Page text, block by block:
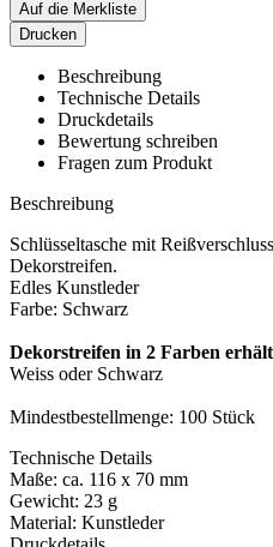
Auf die Merkliste
Drucken
Beschreibung
Technische Details
Druckdetails
Bewertung schreiben
Fragen zum Produkt
Beschreibung
Schlüsseltasche mit
Dekorstreifen.
Edles Kunstleder
Farbe: Schwarz
Dekorstreifen in 2 Farben
Weiss oder Schwarz
Mindestbestellmenge: 100 Stück
Technische Details
Maße: ca. 116 x 70 mm
Gewicht: 23 g
Material: Kunstleder